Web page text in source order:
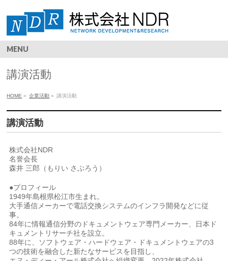
MENU
講演活動
HOME » 企業活動 » 講演活動
講演活動
株式会社NDR
名誉会長
森井 三郎（もりい さぶろう）
●プロフィール
1949年島根県松江市生まれ。
大手通信メーカーで電話交換システムのインフラ開発などに従
事。
84年に情報通信分野のドキュメントウェア専門メーカー、日本ド
キュメントリサーチ社を設立。
88年に、ソフトウェア・ハードウェア・ドキュメントウェアの3
つの技術を融合した新たなサービスを目指し、